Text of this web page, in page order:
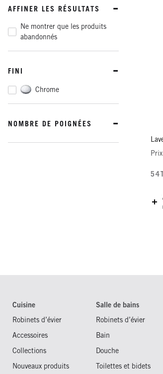
AFFINER LES RÉSULTATS
Ne montrer que les produits
abandonnés
FINI
Chrome
NOMBRE DE POIGNÉES
Cuisine
Robinets d’évier
Accessoires
Collections
Nouveaux produits
Salle de bains
Robinets d’évier
Bain
Douche
Toilettes et bidets